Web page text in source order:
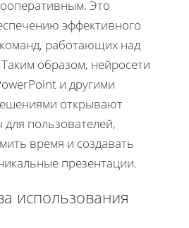
Это
эффективного
работающих над
образом, нейросети
и другими
открывают
пользователей,
время и создавать
презентации.
использования